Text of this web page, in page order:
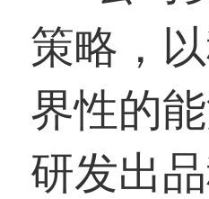
策略，
界性的
研发出